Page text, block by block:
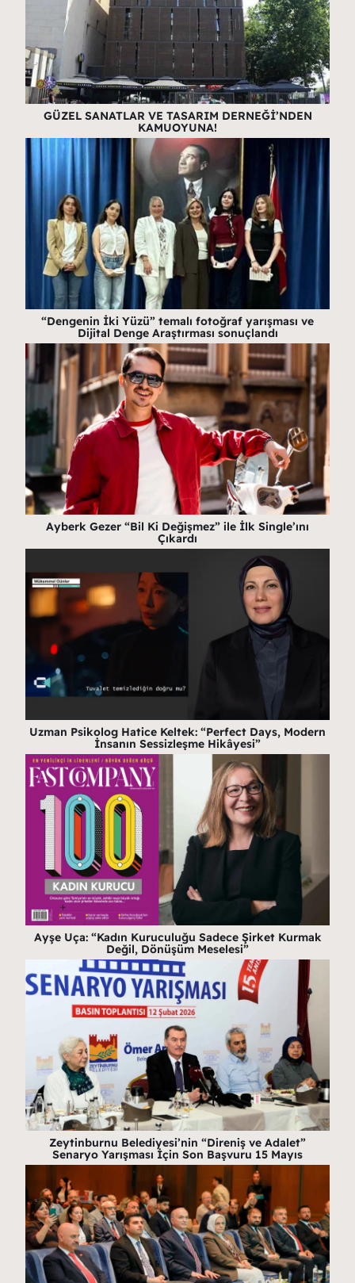
GÜZEL SANATLAR VE TASARIM DERNEĞİ’NDEN
KAMUOYUNA!
“Dengenin İki Yüzü” temalı fotoğraf yarışması ve
Dijital Denge Araştırması sonuçlandı
Ayberk Gezer “Bil Ki Değişmez” ile İlk Single’ını
Çıkardı
Uzman Psikolog Hatice Keltek: “Perfect Days, Modern
İnsanın Sessizleşme Hikâyesi”
Ayşe Uça: “Kadın Kuruculuğu Sadece Şirket Kurmak
Değil, Dönüşüm Meselesi”
Zeytinburnu Belediyesi’nin “Direniş ve Adalet”
Senaryo Yarışması İçin Son Başvuru 15 Mayıs